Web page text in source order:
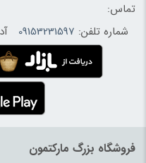
تماس:
شماره تلفن: 09153231597
فروشگاه بزرگ مارکتمون